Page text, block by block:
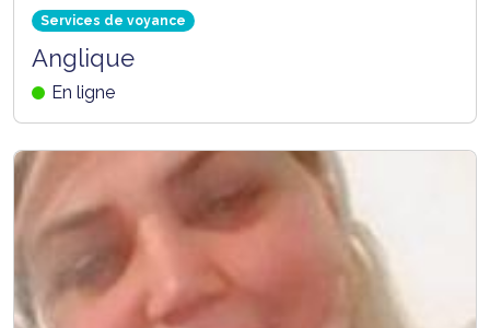
Services de voyance
Anglique
En ligne